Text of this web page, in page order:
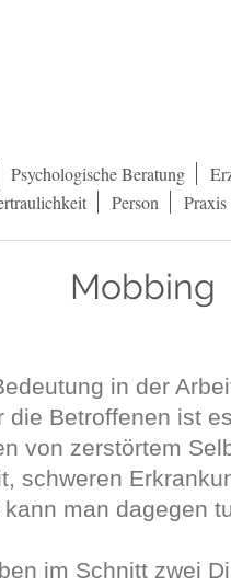
Psychologische Beratung
Person Praxis
Mobbing
in der
die Betroffenen ist
von zerstörtem
schweren
man dagegen
im Schnitt zwei